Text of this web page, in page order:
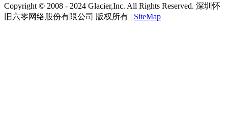
Copyright © 2008 - 2024 Glacier,Inc. All Rights Reserved. 深圳怀
旧六零网络股份有限公司 版权所有 | SiteMap